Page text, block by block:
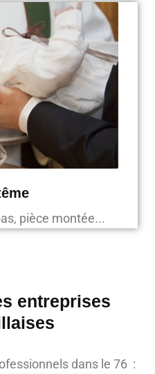
pièce montée...
entreprises
dans le 76 :